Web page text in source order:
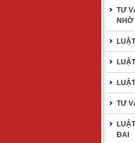
TƯ
NHỜ
TƯ
ĐAI